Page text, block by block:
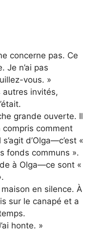
concerne pas. Ce
Je n’ai pas
vous. »
autres invités,
grande ouverte. Il
comment
d’Olga—c’est «
fonds communs ».
à Olga—ce sont «
en silence. À
sur le canapé et a
honte. »